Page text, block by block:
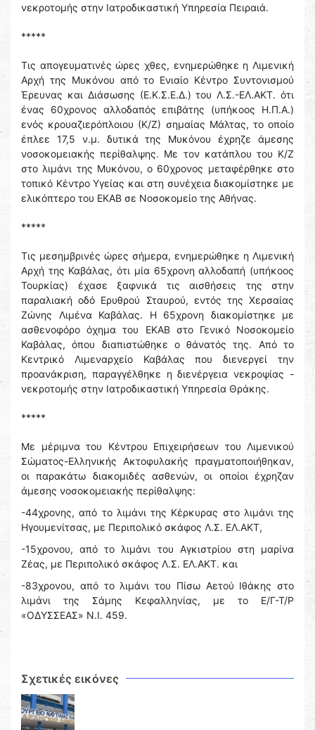
νεκροτομής στην Ιατροδικαστική Υπηρεσία Πειραιά.
*****
Τις απογευματινές ώρες χθες, ενημερώθηκε η Λιμενική
Αρχή της Μυκόνου από το Ενιαίο Κέντρο Συντονισμού
Έρευνας και Διάσωσης (Ε.Κ.Σ.Ε.Δ.) του Λ.Σ.-ΕΛ.ΑΚΤ. ότι
ένας 60χρονος αλλοδαπός επιβάτης (υπήκοος Η.Π.Α.)
ενός κρουαζιερόπλοιου (Κ/Ζ) σημαίας Μάλτας, το οποίο
έπλεε 17,5 ν.μ. δυτικά της Μυκόνου έχρηζε άμεσης
νοσοκομειακής περίθαλψης. Με τον κατάπλου του Κ/Ζ
στο λιμάνι της Μυκόνου, ο 60χρονος μεταφέρθηκε στο
τοπικό Κέντρο Υγείας και στη συνέχεια διακομίστηκε με
ελικόπτερο του ΕΚΑΒ σε Νοσοκομείο της Αθήνας.
*****
Τις μεσημβρινές ώρες σήμερα, ενημερώθηκε η Λιμενική
Αρχή της Καβάλας, ότι μία 65χρονη αλλοδαπή (υπήκοος
Τουρκίας) έχασε ξαφνικά τις αισθήσεις της στην
παραλιακή οδό Ερυθρού Σταυρού, εντός της Χερσαίας
Ζώνης Λιμένα Καβάλας. Η 65χρονη διακομίστηκε με
ασθενοφόρο όχημα του ΕΚΑΒ στο Γενικό Νοσοκομείο
Καβάλας, όπου διαπιστώθηκε ο θάνατός της. Από το
Κεντρικό Λιμεναρχείο Καβάλας που διενεργεί την
προανάκριση, παραγγέλθηκε η διενέργεια νεκροψίας -
νεκροτομής στην Ιατροδικαστική Υπηρεσία Θράκης.
*****
Με μέριμνα του Κέντρου Επιχειρήσεων του Λιμενικού
Σώματος-Ελληνικής Ακτοφυλακής πραγματοποιήθηκαν,
οι παρακάτω διακομιδές ασθενών, οι οποίοι έχρηζαν
άμεσης νοσοκομειακής περίθαλψης:
-44χρονης, από το λιμάνι της Κέρκυρας στο λιμάνι της
Ηγουμενίτσας, με Περιπολικό σκάφος Λ.Σ. ΕΛ.ΑΚΤ,
-15χρονου, από το λιμάνι του Αγκιστρίου στη μαρίνα
Ζέας, με Περιπολικό σκάφος Λ.Σ. ΕΛ.ΑΚΤ. και
-83χρονου, από το λιμάνι του Πίσω Αετού Ιθάκης στο
λιμάνι της Σάμης Κεφαλληνίας, με το Ε/Γ-Τ/Ρ
«ΟΔΥΣΣΕΑΣ» Ν.Ι. 459.
Σχετικές εικόνες